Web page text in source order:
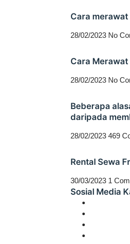
Cara
28/02/2023 No
Cara
28/02/2023 No
Beberapa
daripada
28/02/2023 469
Rental Sewa
30/03/2023 1
Sosial Media